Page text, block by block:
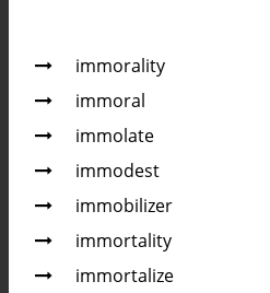
immorality
immoral
immolate
immodest
immobilizer
immortality
immortalize